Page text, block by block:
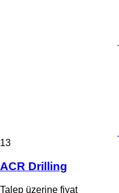
13
ACR Drilling
Talep üzerine fiyat